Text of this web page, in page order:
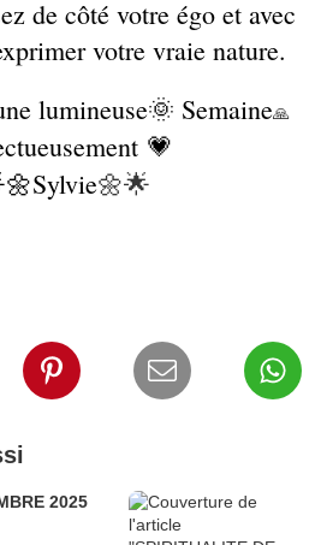
de côté votre égo et avec
votre vraie nature.
lumineuse🌞 Semaine🙏
💗
🌼🌟
2025